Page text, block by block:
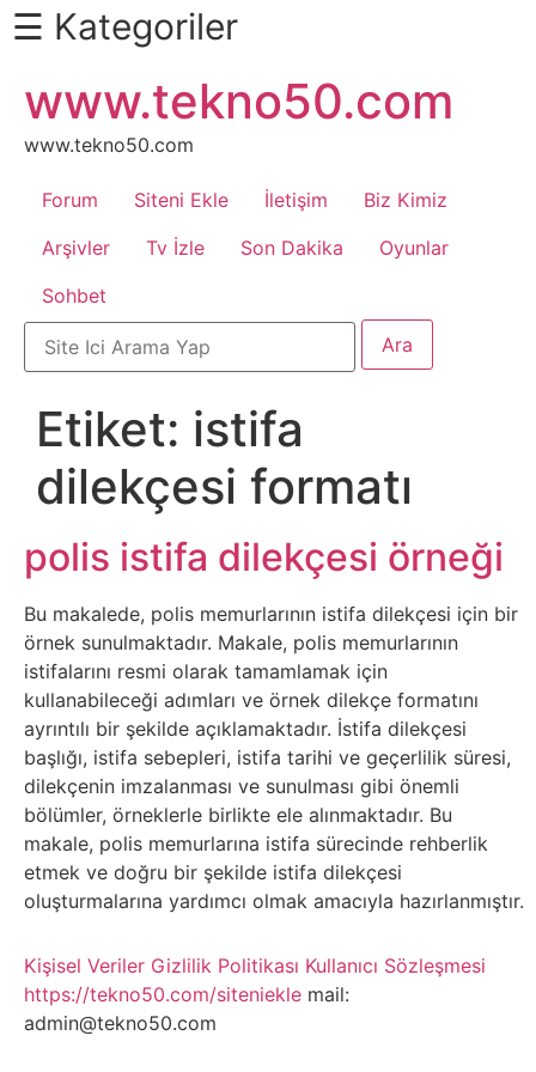
Daha
Fazlası
İçin
Kaydır
Android
Apk
Arabalar
Bankacılık
İşlemleri
Belgesel
Bilgi
Bilgisayar
Bilim
Bitcoin
Bitkiler
Film
Diğer
☰ Kategoriler
atla
www.tekno50.com
www.tekno50.com
Forum Siteni Ekle İletişim
Biz Kimiz
Arşivler
Tv İzle Son Dakika
Oyunlar
Sohbet
Etiket: istifa
dilekçesi formatı
polis istifa dilekçesi örneği
Bu makalede, polis memurlarının istifa dilekçesi için bir
örnek sunulmaktadır. Makale, polis memurlarının
istifalarını resmi olarak tamamlamak için
kullanabileceği adımları ve örnek dilekçe formatını
ayrıntılı bir şekilde açıklamaktadır. İstifa dilekçesi
başlığı, istifa sebepleri, istifa tarihi ve geçerlilik süresi,
dilekçenin imzalanması ve sunulması gibi önemli
bölümler, örneklerle birlikte ele alınmaktadır. Bu
makale, polis memurlarına istifa sürecinde rehberlik
etmek ve doğru bir şekilde istifa dilekçesi
oluşturmalarına yardımcı olmak amacıyla hazırlanmıştır.
Kişisel Veriler Gizlilik Politikası Kullanıcı Sözleşmesi
https://tekno50.com/siteniekle mail:
admin@tekno50.com